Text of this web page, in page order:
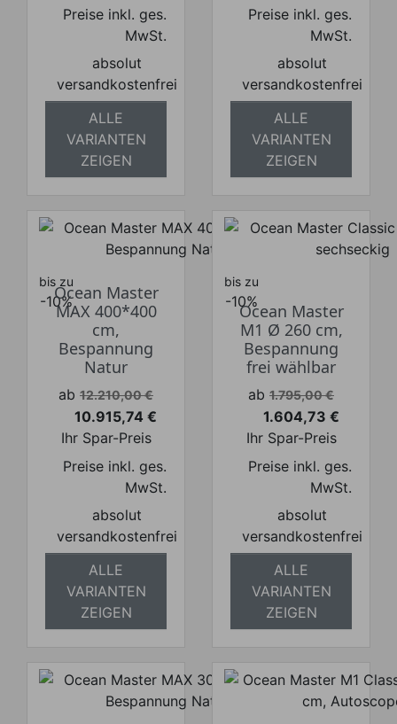
Preise inkl. ges.
MwSt.
absolut
versandkostenfrei
ALLE
VARIANTEN
ZEIGEN
Preise inkl. ges.
MwSt.
absolut
versandkostenfrei
ALLE
VARIANTEN
ZEIGEN
bis zu
-10%
Ocean Master
MAX 400*400
cm,
Bespannung
Natur
Verkaufspreis
ab 12.210,00 €
Preis
10.915,74 €
Ihr Spar-Preis
Preise inkl. ges.
MwSt.
absolut
versandkostenfrei
ALLE
VARIANTEN
ZEIGEN
bis zu
-10%
Ocean Master
M1 Ø 260 cm,
Bespannung
frei wählbar
Verkaufspreis
ab 1.795,00 €
Preis
1.604,73 €
Ihr Spar-Preis
Preise inkl. ges.
MwSt.
absolut
versandkostenfrei
ALLE
VARIANTEN
ZEIGEN